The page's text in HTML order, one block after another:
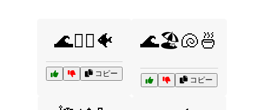
🌊🏊‍♂️🐠
コピー
🌊🏖️🐚🍜
コピー